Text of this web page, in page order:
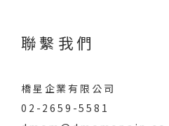
聯繫我們
橋星企業有限公司
02-2659-5581